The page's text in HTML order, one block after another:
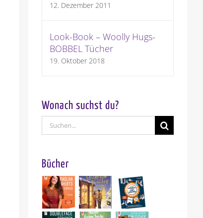
12. Dezember 2011
Look-Book – Woolly Hugs-
BOBBEL Tücher
19. Oktober 2018
Wonach suchst du?
Suche
nach:
Bücher